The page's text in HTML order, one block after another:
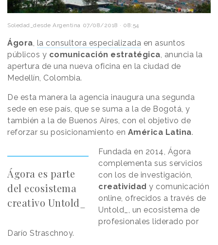
Soledad_desde Argentina 07/08/2018 · 08:54
Ágora, la consultora especializada en asuntos
públicos y comunicación estratégica, anuncia la
apertura de una nueva oficina en la ciudad de
Medellín, Colombia.
De esta manera la agencia inaugura una segunda
sede en ese país, que se suma a la de Bogotá, y
también a la de Buenos Aires, con el objetivo de
reforzar su posicionamiento en América Latina.
Ágora es parte
del ecosistema
creativo Untold_
Fundada en 2014, Ágora
complementa sus servicios
con los de investigación,
creatividad y comunicación
online, ofrecidos a través de
Untold_, un ecosistema de
profesionales liderado por
Darío Straschnoy.